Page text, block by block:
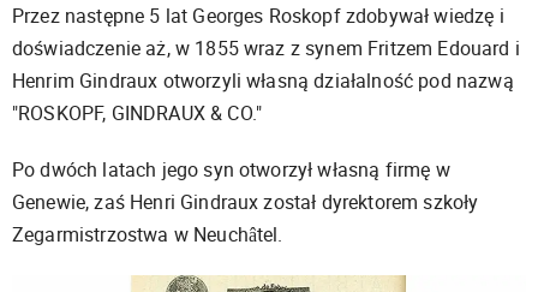
Przez następne 5 lat Georges Roskopf zdobywał wiedzę i
doświadczenie aż, w 1855 wraz z synem Fritzem Edouard i
Henrim Gindraux otworzyli własną działalność pod nazwą
"ROSKOPF, GINDRAUX & CO."
Po dwóch latach jego syn otworzył własną firmę w
Genewie, zaś Henri Gindraux został dyrektorem szkoły
Zegarmistrzostwa w Neuchâtel.